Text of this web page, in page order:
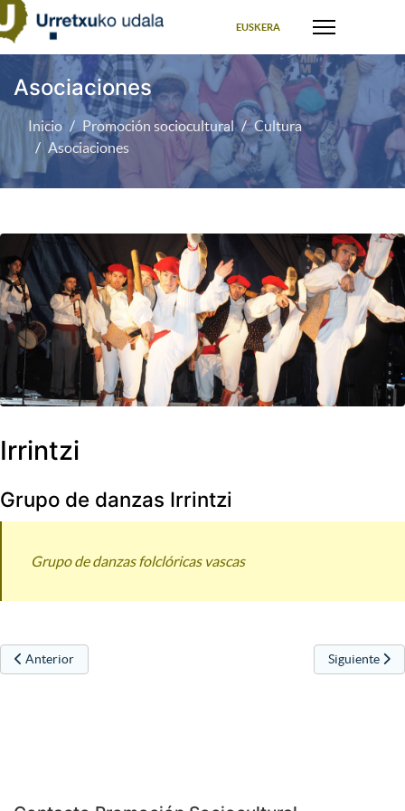
EUSKERA
Asociaciones
Inicio Promoción sociocultural
Cultura
Asociaciones
Irrintzi
Grupo de danzas Irrintzi
Grupo de danzas folclóricas vascas
Artículo anterior: Iratzarri
Anterior Artículo
Siguiente